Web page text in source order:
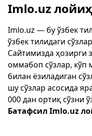
Imlo.uz
Imlo.uz — бу ўзбек
ўзбек тилидаги
Сайтимизда ҳозирги
оммабоп сўзлар, кўп
билан ёзиладиган
шу сўзлар асосида
000 дан ортиқ сўзни
Батафсил Imlo.uz